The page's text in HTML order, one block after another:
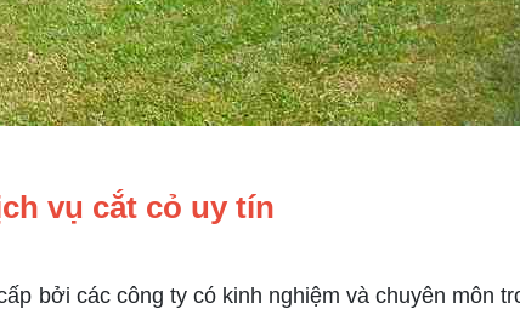
vụ cắt cỏ uy tín
bởi các công ty có kinh nghiệm và chuyên môn